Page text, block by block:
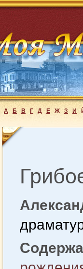
А Б В Г Д Е Ж З И